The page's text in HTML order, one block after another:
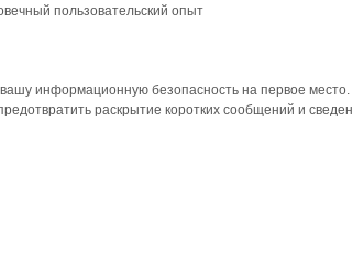
пользовательский опыт
информационную безопасность на первое место.
раскрытие коротких сообщений и